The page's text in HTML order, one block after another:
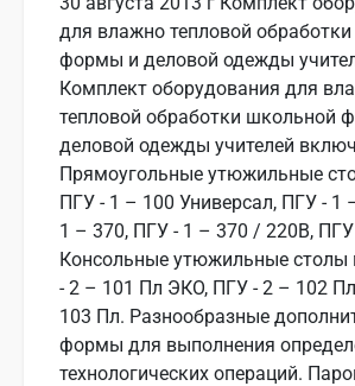
для влажно тепловой
формы и деловой одежды
Комплект оборудования для
тепловой обработки школьной
деловой одежды учителей
Прямоугольные утюжильные
ПГУ - 1 – 100 Универсал, ПГУ - 1
1 – 370, ПГУ - 1 – 370 / 220В,
Консольные утюжильные столы
- 2 – 101 Пл ЭКО, ПГУ - 2 – 102
103 Пл. Разнообразные
формы для выполнения
технологических операций.